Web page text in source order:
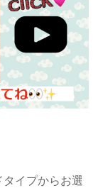
イプからお選